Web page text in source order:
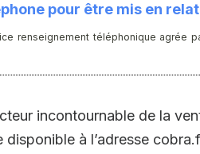
pour être mis en
renseignement téléphonique agrée
incontournable de la
disponible à l’adresse